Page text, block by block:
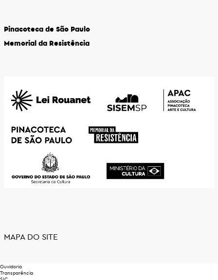
Pinacoteca de São Paulo
Memorial da Resistência
MAPA DO SITE
Ouvidoria
Transparência